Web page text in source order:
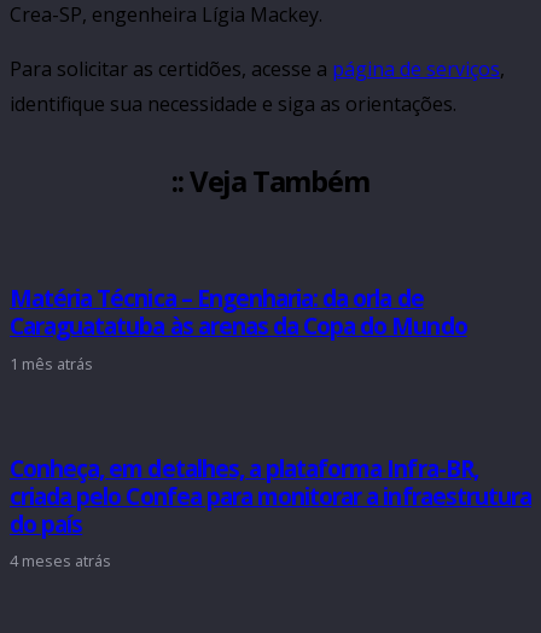
Crea-SP, engenheira Lígia Mackey.
Para solicitar as certidões, acesse a página de serviços,
identifique sua necessidade e siga as orientações.
:: Veja Também
Matéria Técnica – Engenharia: da orla de
Caraguatatuba às arenas da Copa do Mundo
1 mês atrás
Conheça, em detalhes, a plataforma Infra-BR,
criada pelo Confea para monitorar a infraestrutura
do país
4 meses atrás